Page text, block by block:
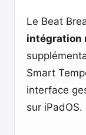
Le Beat
intégration
Smart
interface
sur iPadOS.